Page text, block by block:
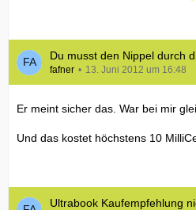
Du musst den Nippel durch
fafner 13. Juni 2012 um 16:48
Er meint sicher das. War bei mir
Und das kostet höchstens 10
Ultrabook Kaufempfehlung